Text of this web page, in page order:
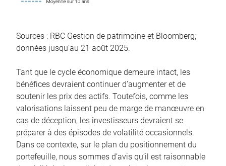
Sources : RBC Gestion de patrimoine et Bloomberg;
données jusqu’au 21 août 2025.
Tant que le cycle économique demeure intact, les
bénéfices devraient continuer d’augmenter et de
soutenir les prix des actifs. Toutefois, comme les
valorisations laissent peu de marge de manœuvre en
cas de déception, les investisseurs devraient se
préparer à des épisodes de volatilité occasionnels.
Dans ce contexte, sur le plan du positionnement du
portefeuille, nous sommes d’avis qu’il est raisonnable